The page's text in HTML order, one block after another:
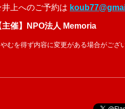
上へのご予約は
主催】NPO法人 Memoria
むを得ず内容に変更がある場合がござ